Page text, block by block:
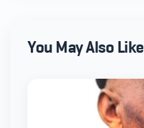
You May Also Like